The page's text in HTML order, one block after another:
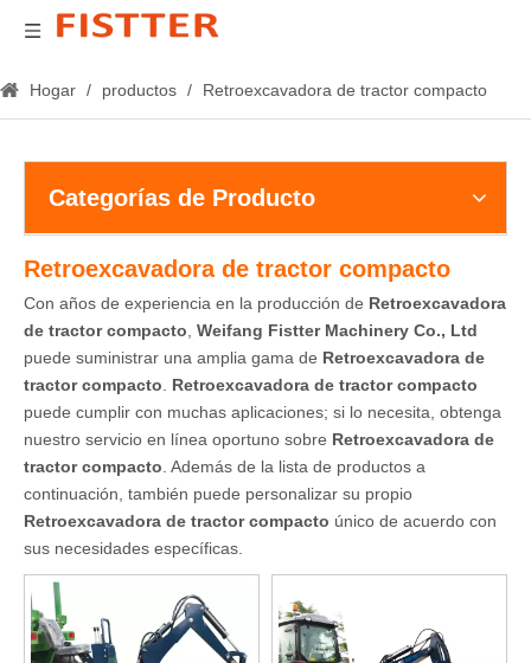
Hogar / productos / Retroexcavadora de tractor compacto
Categorías de Producto
Retroexcavadora de tractor compacto
Con años de experiencia en la producción de Retroexcavadora
de tractor compacto Weifang Fistter Machinery Co., Ltd
puede suministrar una amplia gama de Retroexcavadora de
tractor compacto
Retroexcavadora de tractor compacto
puede cumplir con muchas aplicaciones; si lo necesita, obtenga
nuestro servicio en línea oportuno sobre Retroexcavadora de
tractor compacto . Además de la lista de productos a
continuación, también puede personalizar su propio
Retroexcavadora de tractor compacto único de acuerdo con
sus necesidades específicas.